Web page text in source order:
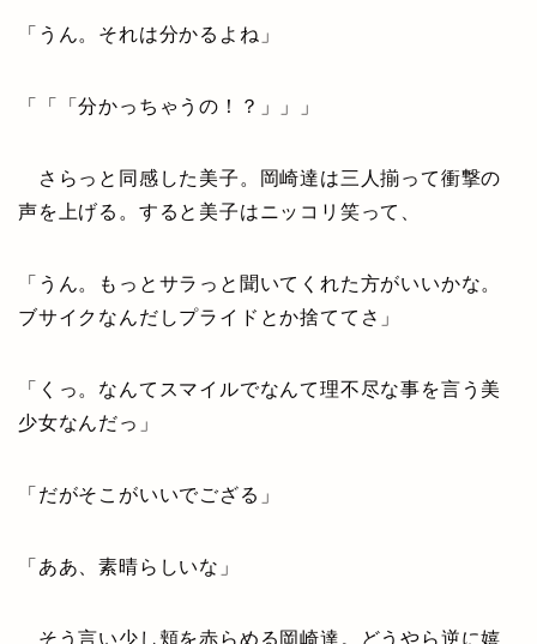
「うん。それは分かるよね」
「「「分かっちゃうの！？」」」
さらっと同感した美子。岡崎達は三人揃って衝撃の
声を上げる。すると美子はニッコリ笑って、
「うん。もっとサラっと聞いてくれた方がいいかな。
ブサイクなんだしプライドとか捨ててさ」
「くっ。なんてスマイルでなんて理不尽な事を言う美
少女なんだっ」
「だがそこがいいでござる」
「ああ、素晴らしいな」
そう言い少し頬を赤らめる岡崎達。どうやら逆に嬉